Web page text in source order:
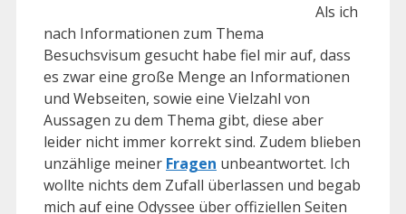
Als ich
nach Informationen zum Thema
Besuchsvisum gesucht habe fiel mir auf, dass
es zwar eine große Menge an Informationen
und Webseiten, sowie eine Vielzahl von
Aussagen zu dem Thema gibt, diese aber
leider nicht immer korrekt sind. Zudem blieben
unzählige meiner Fragen unbeantwortet. Ich
wollte nichts dem Zufall überlassen und begab
mich auf eine Odyssee über offiziellen Seiten